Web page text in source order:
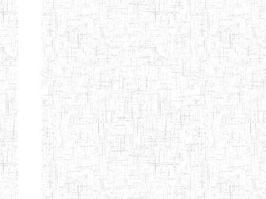
ENI
Chercher:
Effacer les filtres
Denomination
Type